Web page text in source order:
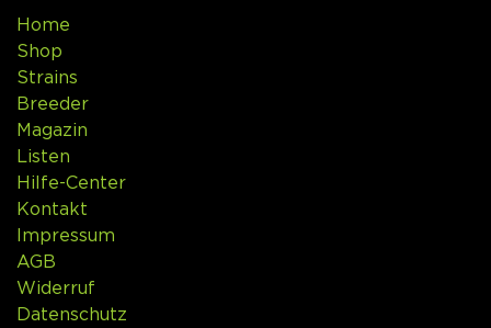
Home
Shop
Strains
Breeder
Magazin
Listen
Hilfe-Center
Kontakt
Impressum
AGB
Widerruf
Datenschutz